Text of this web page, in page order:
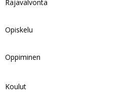
Rajavalvonta
Opiskelu
Oppiminen
Koulut